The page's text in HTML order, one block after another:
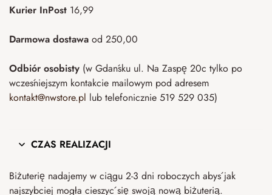
Kurier InPost 16,99
Darmowa dostawa od 250,00
Odbiór osobisty (w Gdańsku ul. Na Zaspę 20c tylko po
wcześniejszym kontakcie mailowym pod adresem
kontakt@nwstore.pl lub telefonicznie 519 529 035)
CZAS REALIZACJI
Biżuterię nadajemy w ciągu 2-3 dni roboczych abyś jak
najszybciej mogła cieszyć się swoją nową biżuterią.